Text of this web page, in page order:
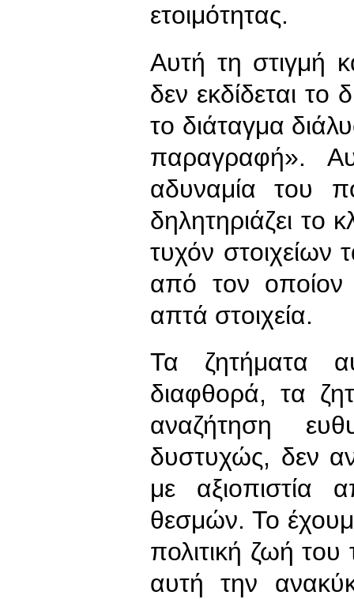
ετοιμότητας.
Αυτή τη στιγμή
δεν εκδίδεται το
το διάταγμα
παραγραφή».
αδυναμία του
δηλητηριάζει το
τυχόν στοιχείων
από τον οποίον
απτά στοιχεία.
Τα ζητήματα
διαφθορά, τα
αναζήτηση
δυστυχώς, δεν
με αξιοπιστία
θεσμών. Το
πολιτική ζωή
αυτή την